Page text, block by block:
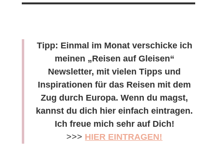
Tipp: Einmal im Monat verschicke ich
meinen „Reisen auf Gleisen“
Newsletter, mit vielen Tipps und
Inspirationen für das Reisen mit dem
Zug durch Europa. Wenn du magst,
kannst du dich hier einfach eintragen.
Ich freue mich sehr auf Dich!
>>> HIER EINTRAGEN!